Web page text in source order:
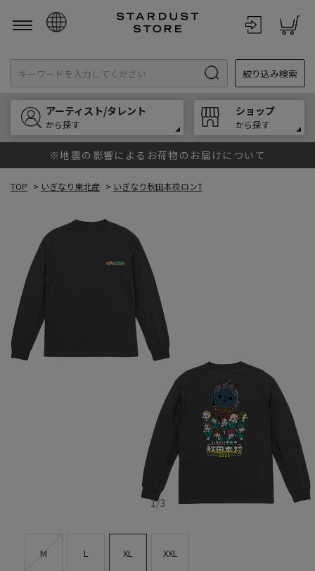
English
한국어
中文
絞り込み検索
アーティスト/タレント
から探す
ショップ
から探す
※地震の影響によるお荷物のお届けについて
TOP > いぎなり東北産 > いぎなり秋田本校ロンT
1/3
M L XL XXL